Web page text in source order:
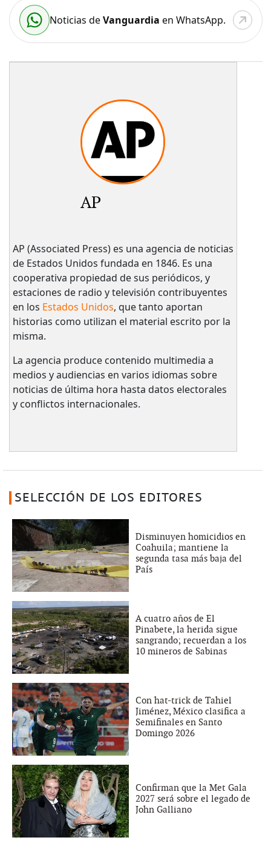
Noticias deVanguardia en WhatsApp.
AP
AP (Associated Press) es una agencia de noticias
de Estados Unidos fundada en 1846. Es una
cooperativa propiedad de sus periódicos, y
estaciones de radio y televisión contribuyentes
en los Estados Unidos, que tanto aportan
historias como utilizan el material escrito por la
misma.
La agencia produce contenido multimedia a
medios y audiencias en varios idiomas sobre
noticias de última hora hasta datos electorales
y conflictos internacionales.
SELECCIÓN DE LOS EDITORES
Disminuyen homicidios en
Coahuila; mantiene la
segunda tasa más baja del
País
A cuatro años de El
Pinabete, la herida sigue
sangrando; recuerdan a los
10 mineros de Sabinas
Con hat-trick de Tahiel
Jiménez, México clasifica a
Semifinales en Santo
Domingo 2026
Confirman que la Met Gala
2027 será sobre el legado de
John Galliano